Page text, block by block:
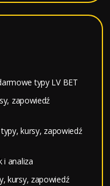
typy LV BET
zapowiedź
kursy, zapowiedź
i analiza
kursy, zapowiedź